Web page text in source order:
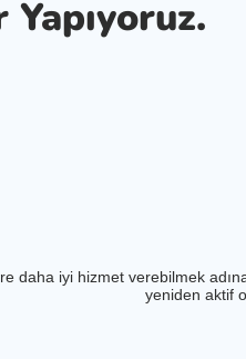
daha iyi hizmet verebilmek
yeniden aktif